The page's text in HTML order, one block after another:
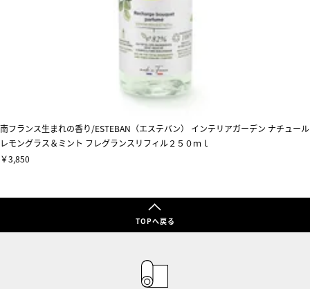
南フランス生まれの香り/ESTEBAN（エステバン） インテリアガーデン ナチュール
レモングラス＆ミント フレグランスリフィル２５０ｍｌ
￥3,850
TOPへ戻る